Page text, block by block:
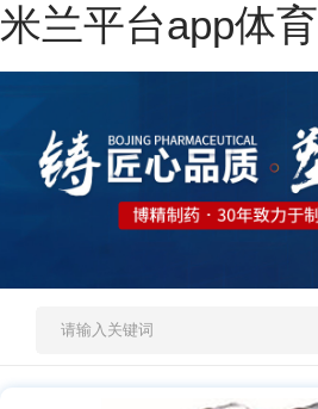
米兰平台app体育
网站米兰平台app体育
施工案例
人才招聘